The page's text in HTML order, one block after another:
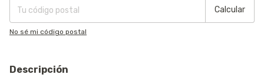
Calcular
No sé mi código postal
Descripción